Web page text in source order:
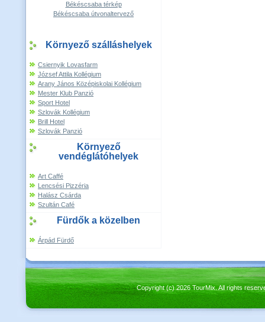
Békéscsaba térkép
Békéscsaba útvonaltervező
Környező szálláshelyek
Csiernyik Lovasfarm
József Attila Kollégium
Arany János Középiskolai Kollégium
Mester Klub Panzió
Sport Hotel
Szlovák Kollégium
Brill Hotel
Szlovák Panzió
Környező
vendéglátóhelyek
Art Caffé
Lencsési Pizzéria
Halász Csárda
Szultán Café
Fürdők a közelben
Árpád Fürdő
Copyright (c) 2026 TourMix. All rights